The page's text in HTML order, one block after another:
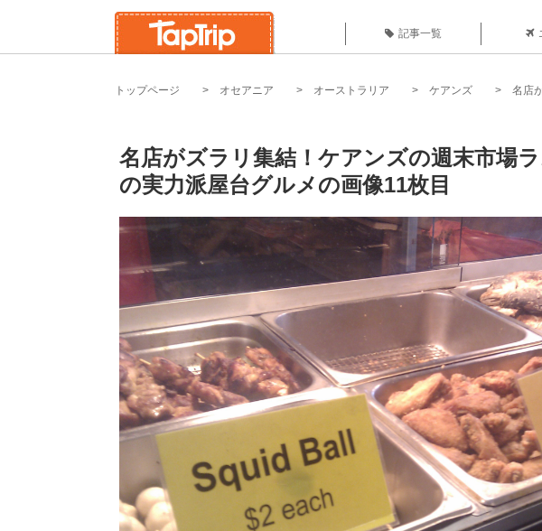
記事一覧
トップページ オセアニア オーストラリア ケアンズ 名店
名店がズラリ集結！ケアンズの週末市場
の実力派屋台グルメの画像11枚目